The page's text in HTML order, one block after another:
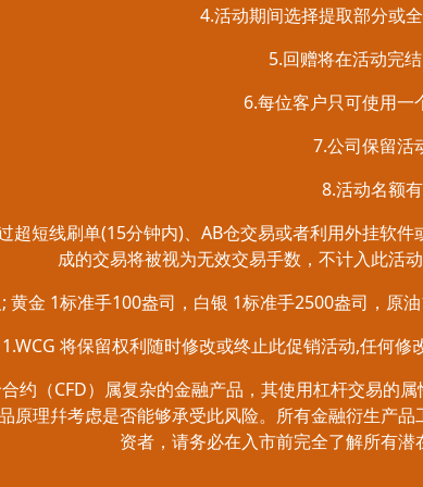
4.活动期间选择提取部分或
5.回赠将在活动完
6.每位客户只可使用一
7.公司保留活
8.活动名额
超短线刷单(15分钟内)、AB仓交易或者利用外挂软
成的交易将被视为无效交易手数，不计入此活
黄金 1标准手100盎司，白银 1标准手2500盎司，原
将保留权利随时修改或终止此促销活动,任何
约（CFD）属复杂的金融产品，其使用杠杆交易的
原理幷考虑是否能够承受此风险。所有金融衍生产
资者，请务必在入市前完全了解所有潜